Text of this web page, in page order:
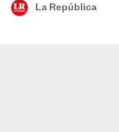
La República